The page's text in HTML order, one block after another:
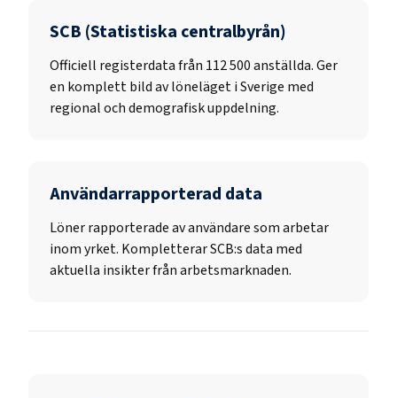
SCB (Statistiska centralbyrån)
Officiell registerdata från 112 500anställda. Ger
en komplett bild av löneläget i Sverige med
regional och demografisk uppdelning.
Användarrapporterad data
Löner rapporterade av användare som arbetar
inom yrket. Kompletterar SCB:s data med
aktuella insikter från arbetsmarknaden.